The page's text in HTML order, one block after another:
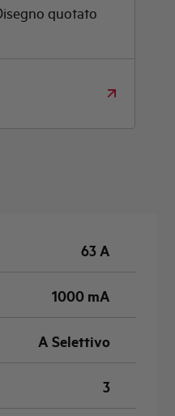
quotato
63 A
1000 mA
A Selettivo
3